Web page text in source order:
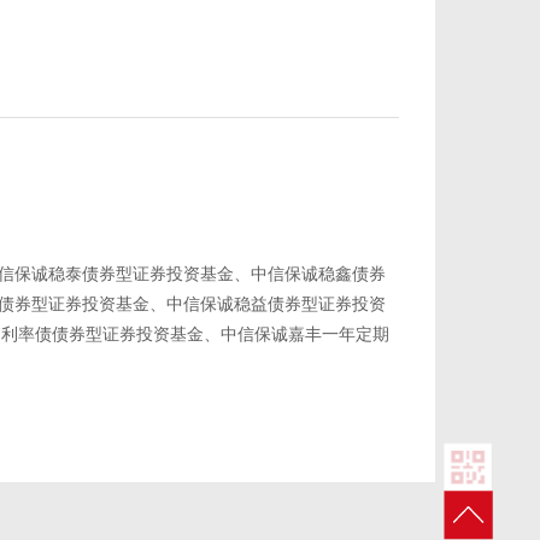
保诚稳泰债券型证券投资基金、中信保诚稳鑫债券
券型证券投资基金、中信保诚稳益债券型证券投资
率债债券型证券投资基金、中信保诚嘉丰一年定期